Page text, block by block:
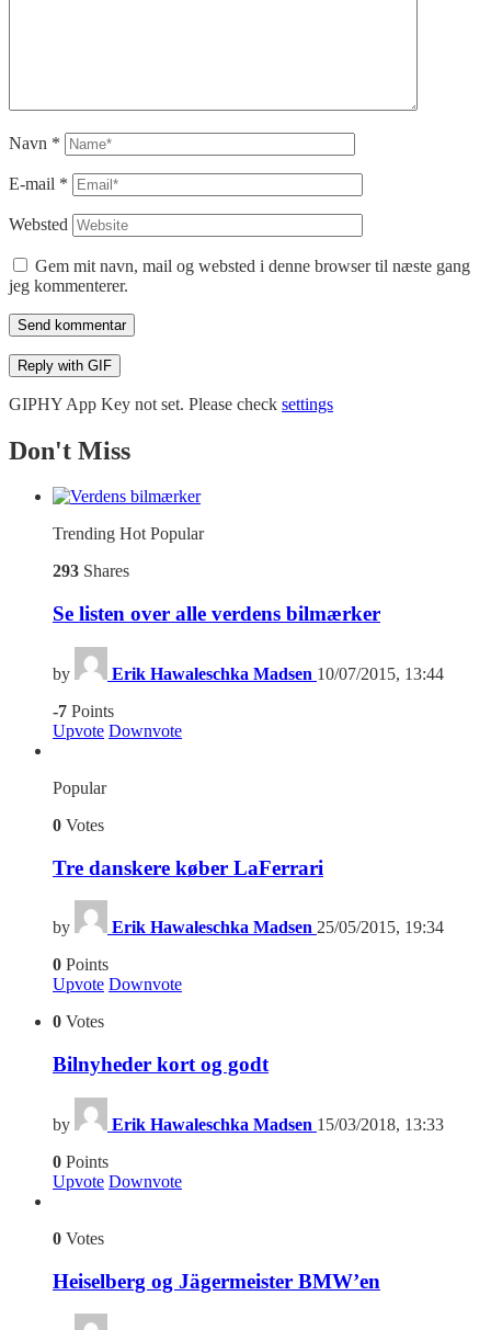
Navn *
E-mail *
Websted
Gem mit navn, mail og websted i denne browser til næste gang
jeg kommenterer.
Send kommentar
Reply with GIF
GIPHY App Key not set. Please check settings
Don't Miss
Trending HotPopular
293 Shares
Se listen over alle verdens bilmærker
by Erik Hawaleschka Madsen 10/07/2015, 13:44
-7 Points
Upvote Downvote
Popular
0 Votes
Tre danskere køber LaFerrari
by Erik Hawaleschka Madsen 25/05/2015, 19:34
0 Points
Upvote Downvote
0 Votes
Bilnyheder kort og godt
by Erik Hawaleschka Madsen 15/03/2018, 13:33
0 Points
Upvote Downvote
0 Votes
Heiselberg og Jägermeister BMW’en